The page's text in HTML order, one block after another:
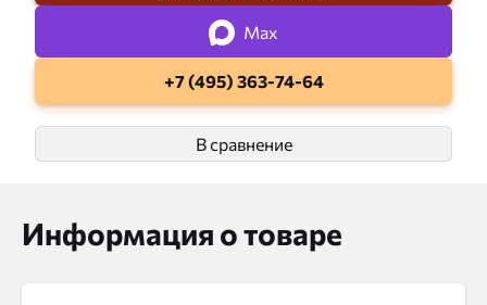
Max
+7 (495) 363-74-64
В сравнение
Информация о товаре